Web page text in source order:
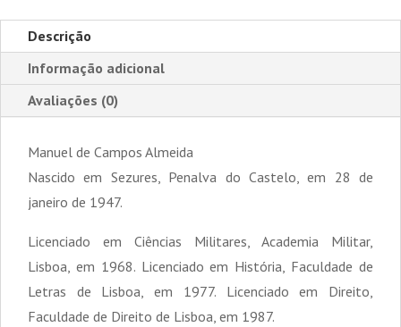
Descrição
Informação adicional
Avaliações (0)
Manuel de Campos Almeida
Nascido em Sezures, Penalva do Castelo, em 28 de
janeiro de 1947.
Licenciado em Ciências Militares, Academia Militar,
Lisboa, em 1968. Licenciado em História, Faculdade de
Letras de Lisboa, em 1977. Licenciado em Direito,
Faculdade de Direito de Lisboa, em 1987.